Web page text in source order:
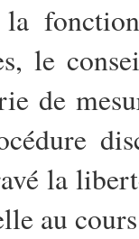
le
de
la
au